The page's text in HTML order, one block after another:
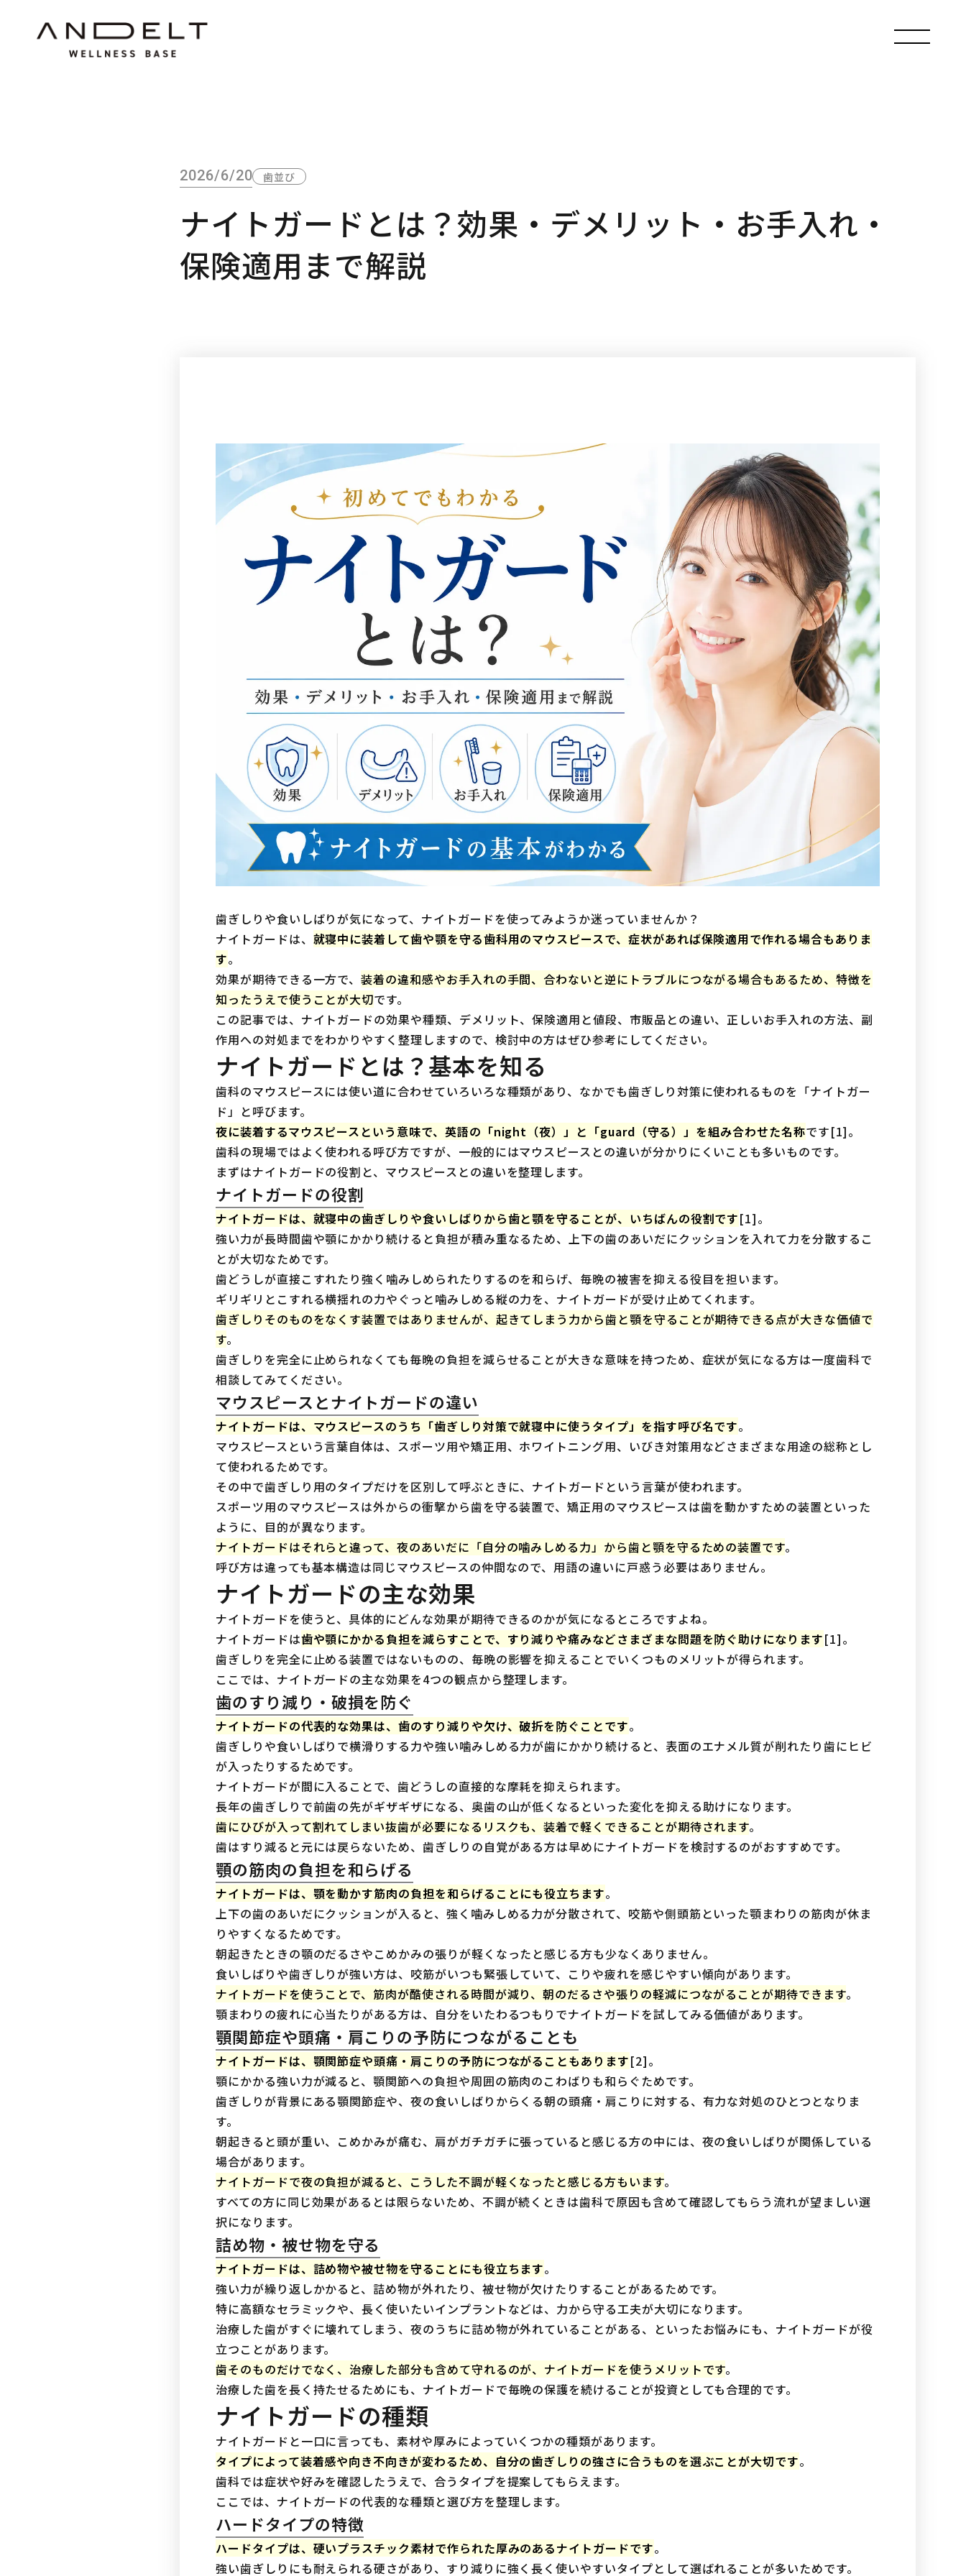
2026/6/20 歯並び
ナイトガードとは？効果・デメリット・お手入れ・
保険適用まで解説
歯ぎしりや食いしばりが気になって、ナイトガードを使ってみようか迷っていませんか？
ナイトガードは、 就寝中に装着して歯や顎を守る歯科用のマウスピースで、症状があれば保険適用で作れる場合もありま
す。
効果が期待できる一方で、装着の違和感やお手入れの手間、合わないと逆にトラブルにつながる場合もあるため、特徴を
知ったうえで使うことが大切です。
この記事では、ナイトガードの効果や種類、デメリット、保険適用と値段、市販品との違い、正しいお手入れの方法、副
作用への対処までをわかりやすく整理しますので、検討中の方はぜひ参考にしてください。
ナイトガードとは？基本を知る
歯科のマウスピースには使い道に合わせていろいろな種類があり、なかでも歯ぎしり対策に使われるものを「ナイトガー
ド」と呼びます。
夜に装着するマウスピースという意味で、英語の「night（夜）」と「guard（守る）」を組み合わせた名称です[1]。
歯科の現場ではよく使われる呼び方ですが、一般的にはマウスピースとの違いが分かりにくいことも多いものです。
まずはナイトガードの役割と、マウスピースとの違いを整理します。
ナイトガードの役割
ナイトガードは、就寝中の歯ぎしりや食いしばりから歯と顎を守ることが、いちばんの役割です[1]。
強い力が長時間歯や顎にかかり続けると負担が積み重なるため、上下の歯のあいだにクッションを入れて力を分散するこ
とが大切なためです。
歯どうしが直接こすれたり強く噛みしめられたりするのを和らげ、毎晩の被害を抑える役目を担います。
ギリギリとこすれる横揺れの力やぐっと噛みしめる縦の力を、ナイトガードが受け止めてくれます。
歯ぎしりそのものをなくす装置ではありませんが、起きてしまう力から歯と顎を守ることが期待できる点が大きな価値で
す。
歯ぎしりを完全に止められなくても毎晩の負担を減らせることが大きな意味を持つため、症状が気になる方は一度歯科で
相談してみてください。
マウスピースとナイトガードの違い
ナイトガードは、マウスピースのうち「歯ぎしり対策で就寝中に使うタイプ」を指す呼び名です。
マウスピースという言葉自体は、スポーツ用や矯正用、ホワイトニング用、いびき対策用などさまざまな用途の総称とし
て使われるためです。
その中で歯ぎしり用のタイプだけを区別して呼ぶときに、ナイトガードという言葉が使われます。
スポーツ用のマウスピースは外からの衝撃から歯を守る装置で、矯正用のマウスピースは歯を動かすための装置といった
ように、目的が異なります。
ナイトガードはそれらと違って、夜のあいだに「自分の噛みしめる力」から歯と顎を守るための装置です。
呼び方は違っても基本構造は同じマウスピースの仲間なので、用語の違いに戸惑う必要はありません。
ナイトガードの主な効果
ナイトガードを使うと、具体的にどんな効果が期待できるのかが気になるところですよね。
ナイトガードは歯や顎にかかる負担を減らすことで、すり減りや痛みなどさまざまな問題を防ぐ助けになります[1]。
歯ぎしりを完全に止める装置ではないものの、毎晩の影響を抑えることでいくつものメリットが得られます。
ここでは、ナイトガードの主な効果を4つの観点から整理します。
歯のすり減り・破損を防ぐ
ナイトガードの代表的な効果は、歯のすり減りや欠け、破折を防ぐことです。
歯ぎしりや食いしばりで横滑りする力や強い噛みしめる力が歯にかかり続けると、表面のエナメル質が削れたり歯にヒビ
が入ったりするためです。
ナイトガードが間に入ることで、歯どうしの直接的な摩耗を抑えられます。
長年の歯ぎしりで前歯の先がギザギザになる、奥歯の山が低くなるといった変化を抑える助けになります。
歯にひびが入って割れてしまい抜歯が必要になるリスクも、装着で軽くできることが期待されます。
歯はすり減ると元には戻らないため、歯ぎしりの自覚がある方は早めにナイトガードを検討するのがおすすめです。
顎の筋肉の負担を和らげる
ナイトガードは、顎を動かす筋肉の負担を和らげることにも役立ちます。
上下の歯のあいだにクッションが入ると、強く噛みしめる力が分散されて、咬筋や側頭筋といった顎まわりの筋肉が休ま
りやすくなるためです。
朝起きたときの顎のだるさやこめかみの張りが軽くなったと感じる方も少なくありません。
食いしばりや歯ぎしりが強い方は、咬筋がいつも緊張していて、こりや疲れを感じやすい傾向があります。
ナイトガードを使うことで、筋肉が酷使される時間が減り、朝のだるさや張りの軽減につながることが期待できます。
顎まわりの疲れに心当たりがある方は、自分をいたわるつもりでナイトガードを試してみる価値があります。
顎関節症や頭痛・肩こりの予防につながることも
ナイトガードは、顎関節症や頭痛・肩こりの予防につながることもあります[2]。
顎にかかる強い力が減ると、顎関節への負担や周囲の筋肉のこわばりも和らぐためです。
歯ぎしりが背景にある顎関節症や、夜の食いしばりからくる朝の頭痛・肩こりに対する、有力な対処のひとつとなりま
す。
朝起きると頭が重い、こめかみが痛む、肩がガチガチに張っていると感じる方の中には、夜の食いしばりが関係している
場合があります。
ナイトガードで夜の負担が減ると、こうした不調が軽くなったと感じる方もいます。
すべての方に同じ効果があるとは限らないため、不調が続くときは歯科で原因も含めて確認してもらう流れが望ましい選
択になります。
詰め物・被せ物を守る
ナイトガードは、詰め物や被せ物を守ることにも役立ちます。
強い力が繰り返しかかると、詰め物が外れたり、被せ物が欠けたりすることがあるためです。
特に高額なセラミックや、長く使いたいインプラントなどは、力から守る工夫が大切になります。
治療した歯がすぐに壊れてしまう、夜のうちに詰め物が外れていることがある、といったお悩みにも、ナイトガードが役
立つことがあります。
歯そのものだけでなく、治療した部分も含めて守れるのが、ナイトガードを使うメリットです。
治療した歯を長く持たせるためにも、ナイトガードで毎晩の保護を続けることが投資としても合理的です。
ナイトガードの種類
ナイトガードと一口に言っても、素材や厚みによっていくつかの種類があります。
タイプによって装着感や向き不向きが変わるため、自分の歯ぎしりの強さに合うものを選ぶことが大切です。
歯科では症状や好みを確認したうえで、合うタイプを提案してもらえます。
ここでは、ナイトガードの代表的な種類と選び方を整理します。
ハードタイプの特徴
ハードタイプは、硬いプラスチック素材で作られた厚みのあるナイトガードです。
強い歯ぎしりにも耐えられる硬さがあり、すり減りに強く長く使いやすいタイプとして選ばれることが多いためです。